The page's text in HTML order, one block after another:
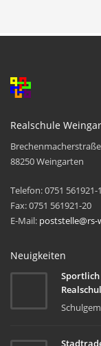
Realschule
Brechenmacherstraße
88250 Weingarten
Telefon: 0751 561921-
Fax: 0751 561921-20
E-Mail:
Neuigkeiten